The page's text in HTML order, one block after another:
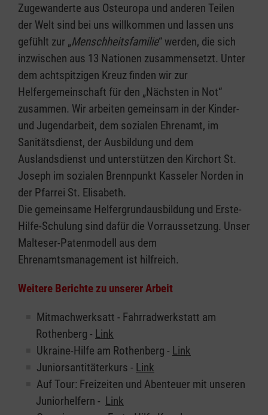
Zugewanderte aus Osteuropa und anderen Teilen
der Welt sind bei uns willkommen und lassen uns
gefühlt zur „Menschheitsfamilie“ werden, die sich
inzwischen aus 13 Nationen zusammensetzt. Unter
dem achtspitzigen Kreuz finden wir zur
Helfergemeinschaft für den „Nächsten in Not“
zusammen. Wir arbeiten gemeinsam in der Kinder-
und Jugendarbeit, dem sozialen Ehrenamt, im
Sanitätsdienst, der Ausbildung und dem
Auslandsdienst und unterstützen den Kirchort St.
Joseph im sozialen Brennpunkt Kasseler Norden in
der Pfarrei St. Elisabeth.
Die gemeinsame Helfergrundausbildung und Erste-
Hilfe-Schulung sind dafür die Vorraussetzung. Unser
Malteser-Patenmodell aus dem
Ehrenamtsmanagement ist hilfreich.
Weitere Berichte zu unserer Arbeit
Mitmachwerksatt - Fahrradwerkstatt am
Rothenberg - Link
Ukraine-Hilfe am Rothenberg - Link
Juniorsantitäterkurs - Link
Auf Tour: Freizeiten und Abenteuer mit unseren
Juniorhelfern - Link